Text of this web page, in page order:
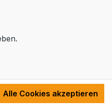
Alle Cookies akzeptieren